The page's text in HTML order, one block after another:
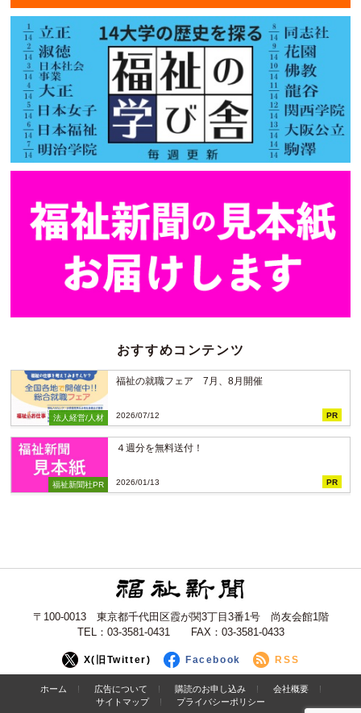
おすすめコンテンツ
法人経営/人材
福祉の就職フェア 7月、8月開催
2026/07/12 PR
福祉新聞社PR
４週分を無料送付！
2026/01/13 PR
〒100-0013 東京都千代田区霞が関3丁目3番1号 尚友会館1階
TEL：03-3581-0431 FAX：03-3581-0433
X(旧Twitter) Facebook RSS
ホーム 広告について 購読のお申し込み
会社概要
サイトマップ
プライバシーポリシー